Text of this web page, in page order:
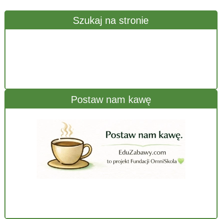
Szukaj na stronie
Postaw nam kawę